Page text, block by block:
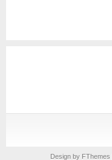
Design by FThemes